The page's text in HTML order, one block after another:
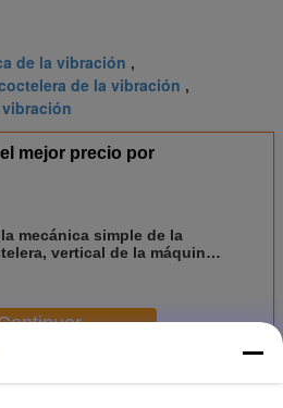
de la vibración ,
de la vibración ,
mejor precio por
mecánica simple de la
vertical de la máquina
coctelera